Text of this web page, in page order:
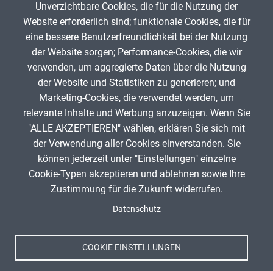
Gib die Zeichen aus dem Bild oben ein,
beachte Groß- und Kleinschreibung.
Um Spam zu verhindern, gib bitte die Zeichenfolge aus dem Bild
oben ein.
ANZEIGE
Spenden
Impressum
Unverzichtbare Cookies, die für die Nutzung der
Website erforderlich sind; funktionale Cookies, die für
eine bessere Benutzerfreundlichkeit bei der Nutzung
der Website sorgen; Performance-Cookies, die wir
verwenden, um aggregierte Daten über die Nutzung
der Website und Statistiken zu generieren; und
Marketing-Cookies, die verwendet werden, um
relevante Inhalte und Werbung anzuzeigen. Wenn Sie
"ALLE AKZEPTIEREN" wählen, erklären Sie sich mit
der Verwendung aller Cookies einverstanden. Sie
können jederzeit unter "Einstellungen" einzelne
Cookie-Typen akzeptieren und ablehnen sowie Ihre
Zustimmung für die Zukunft widerrufen.
Datenschutz
COOKIE EINSTELLUNGEN